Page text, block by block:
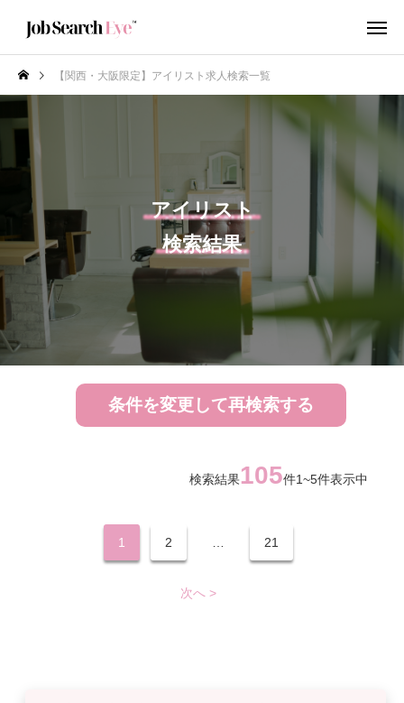
【関西・大阪限定】アイリスト求人検索一覧
アイリスト
検索結果
条件を変更して再検索する
検索結果105件1~5件表示中
1 2 21
次へ >